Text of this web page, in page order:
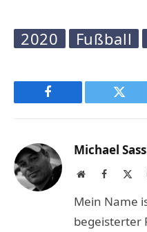
2020 Fußball
Facebook
Michael
WebsiteFacebook
Mein Name
begeisterter